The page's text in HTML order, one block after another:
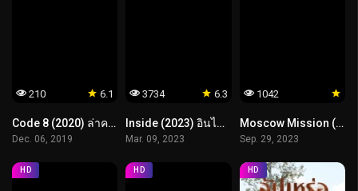
6.1
210
Code 8 (2020) ล่าคนโคตรพลัง
Dec. 06, 2019
6.3
3734
Inside (2023) อินไซด์ ขังกระตุกจิต
Mar. 09, 2023
1042
Moscow Mission (2024) ภารกิจท้านรก
Sep. 29, 2023
HD HD HD